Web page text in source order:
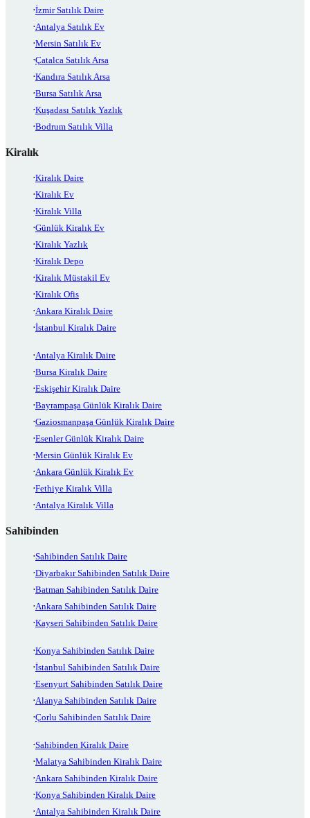
İzmir Satılık Daire
Antalya Satılık Ev
Mersin Satılık Ev
Çatalca Satılık Arsa
Kandıra Satılık Arsa
Bursa Satılık Arsa
Kuşadası Satılık Yazlık
Bodrum Satılık Villa
Kiralık
Kiralık Daire
Kiralık Ev
Kiralık Villa
Günlük Kiralık Ev
Kiralık Yazlık
Kiralık Depo
Kiralık Müstakil Ev
Kiralık Ofis
Ankara Kiralık Daire
İstanbul Kiralık Daire
Antalya Kiralık Daire
Bursa Kiralık Daire
Eskişehir Kiralık Daire
Bayrampaşa Günlük Kiralık Daire
Gaziosmanpaşa Günlük Kiralık Daire
Esenler Günlük Kiralık Daire
Mersin Günlük Kiralık Ev
Ankara Günlük Kiralık Ev
Fethiye Kiralık Villa
Antalya Kiralık Villa
Sahibinden
Sahibinden Satılık Daire
Diyarbakır Sahibinden Satılık Daire
Batman Sahibinden Satılık Daire
Ankara Sahibinden Satılık Daire
Kayseri Sahibinden Satılık Daire
Konya Sahibinden Satılık Daire
İstanbul Sahibinden Satılık Daire
Esenyurt Sahibinden Satılık Daire
Alanya Sahibinden Satılık Daire
Çorlu Sahibinden Satılık Daire
Sahibinden Kiralık Daire
Malatya Sahibinden Kiralık Daire
Ankara Sahibinden Kiralık Daire
Konya Sahibinden Kiralık Daire
Antalya Sahibinden Kiralık Daire